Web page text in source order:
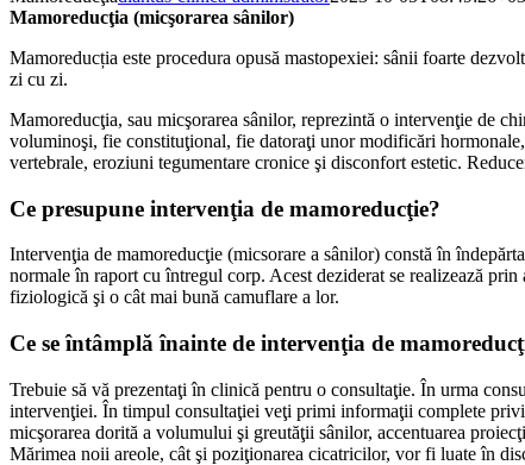
Mamoreducţia (micşorarea sânilor)
Mamoreducția este procedura opusă mastopexiei: sânii foarte
zi cu zi.
Mamoreducţia, sau micşorarea sânilor, reprezintă o intervenţie de
voluminoşi, fie constituţional, fie datoraţi unor modificări
vertebrale, eroziuni tegumentare cronice şi disconfort estetic.
Ce presupune intervenţia de mamoreducţie?
Intervenţia de mamoreducţie (micsorare a sânilor) constă în
normale în raport cu întregul corp. Acest deziderat se realizează
fiziologică şi o cât mai bună camuflare a lor.
Ce se întâmplă înainte de intervenţia de
Trebuie să vă prezentaţi în clinică pentru o consultaţie. În urma
intervenţiei. În timpul consultaţiei veţi primi informaţii complete
micşorarea dorită a volumului şi greutăţii sânilor, accentuarea
Mărimea noii areole, cât şi poziţionarea cicatricilor, vor fi luate în